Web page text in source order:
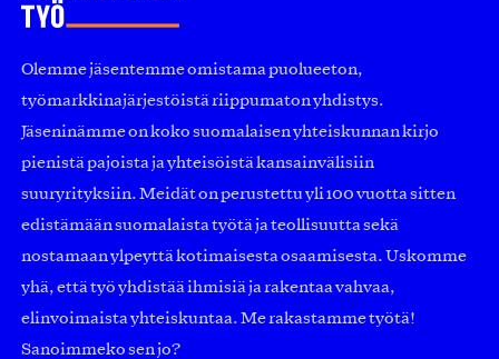
Olemme jäsentemme omistama puolueeton,
työmarkkinajärjestöistä riippumaton yhdistys.
Jäseninämme on koko suomalaisen yhteiskunnan kirjo
pienistä pajoista ja yhteisöistä kansainvälisiin
suuryrityksiin. Meidät on perustettu yli 100 vuotta sitten
edistämään suomalaista työtä ja teollisuutta sekä
nostamaan ylpeyttä kotimaisesta osaamisesta. Uskomme
yhä, että työ yhdistää ihmisiä ja rakentaa vahvaa,
elinvoimaista yhteiskuntaa. Me rakastamme työtä!
Sanoimmeko sen jo?